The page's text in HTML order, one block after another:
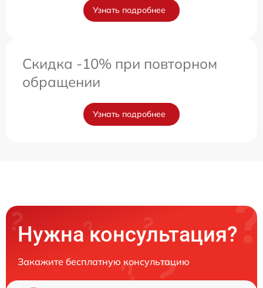
Узнать подробнее
Скидка -10% при повторном
обращении
Узнать подробнее
Нужна консультация?
Закажите бесплатную консультацию